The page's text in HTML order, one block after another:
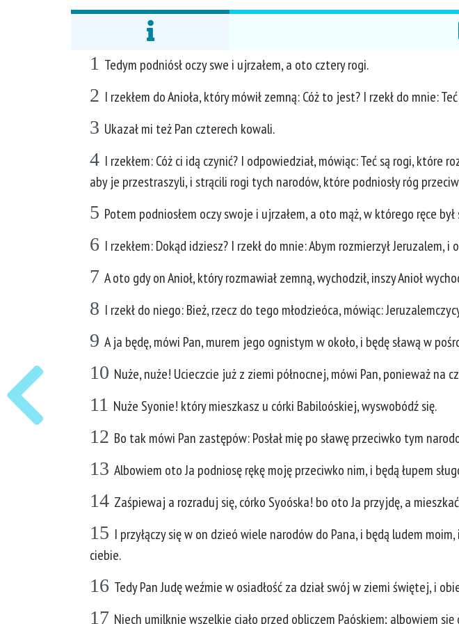
1 Tedym podniósł oczy swe i ujrzałem, a oto cztery rogi.
2 I rzekłem do Anioła, który mówił zemną: Cóż to jest? I rzekł do mnie:
3 Ukazał mi też Pan czterech kowali.
4 I rzekłem: Cóż ci idą czynić? I odpowiedział, mówiąc: Teć są rogi, które
aby je przestraszyli, i strącili rogi tych narodów, które podniosły róg
5 Potem podniosłem oczy swoje i ujrzałem, a oto mąż, w którego ręce
6 I rzekłem: Dokąd idziesz? I rzekł do mnie: Abym rozmierzył
7 A oto gdy on Anioł, który rozmawiał zemną, wychodził, inszy Anioł
8 I rzekł do niego: Bież, rzecz do tego młodzieóca, mówiąc:
9 A ja będę, mówi Pan, murem jego ognistym w około, i będę sławą w
10 Nuże, nuże! Ucieczcie już z ziemi północnej, mówi Pan, ponieważ na
11 Nuże Syonie! który mieszkasz u córki Babiloóskiej, wyswobódź się.
12 Bo tak mówi Pan zastępów: Posłał mię po sławę przeciwko tym
13 Albowiem oto Ja podniosę rękę moję przeciwko nim, i będą łupem
14 Zaśpiewaj a rozraduj się, córko Syoóska! bo oto Ja przyjdę, a
15 I przyłączy się w on dzieó wiele narodów do Pana, i będą ludem
ciebie.
16 Tedy Pan Judę weźmie w osiadłość za dział swój w ziemi świętej, i
17 Niech umilknie wszelkie ciało przed obliczem Paóskiem; albowiem